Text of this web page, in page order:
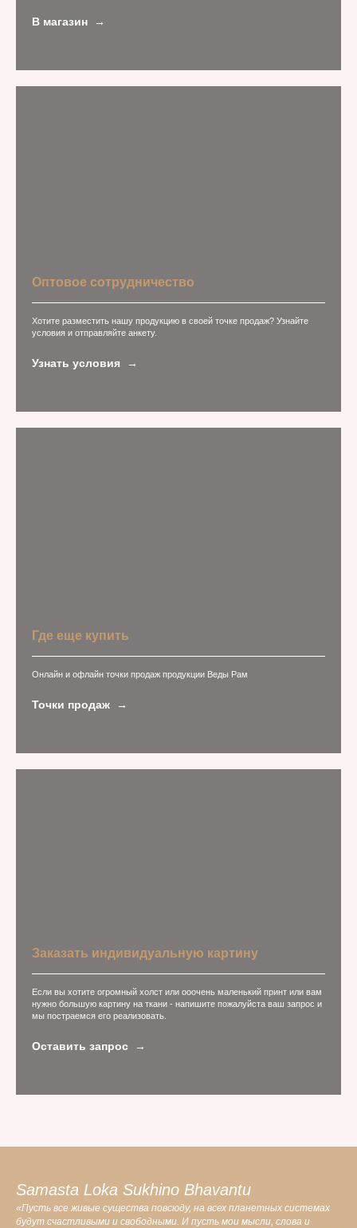
В магазин
Оптовое сотрудничество
Хотите разместить нашу продукцию в своей точке продаж? Узнайте
условия и отправляйте анкету.
Узнать условия
Где еще купить
Онлайн и офлайн точки продаж продукции Веды Рам
Точки продаж
Заказать индивидуальную картину
Если вы хотите огромный холст или ооочень маленький принт или вам
нужно большую картину на ткани - напишите пожалуйста ваш запрос и
мы постраемся его реализовать.
Оставить запрос
Samasta Loka Sukhino Bhavantu
«Пусть все живые существа повсюду, на всех планетных системах
будут счастливыми и свободными. И пусть мои мысли, слова и